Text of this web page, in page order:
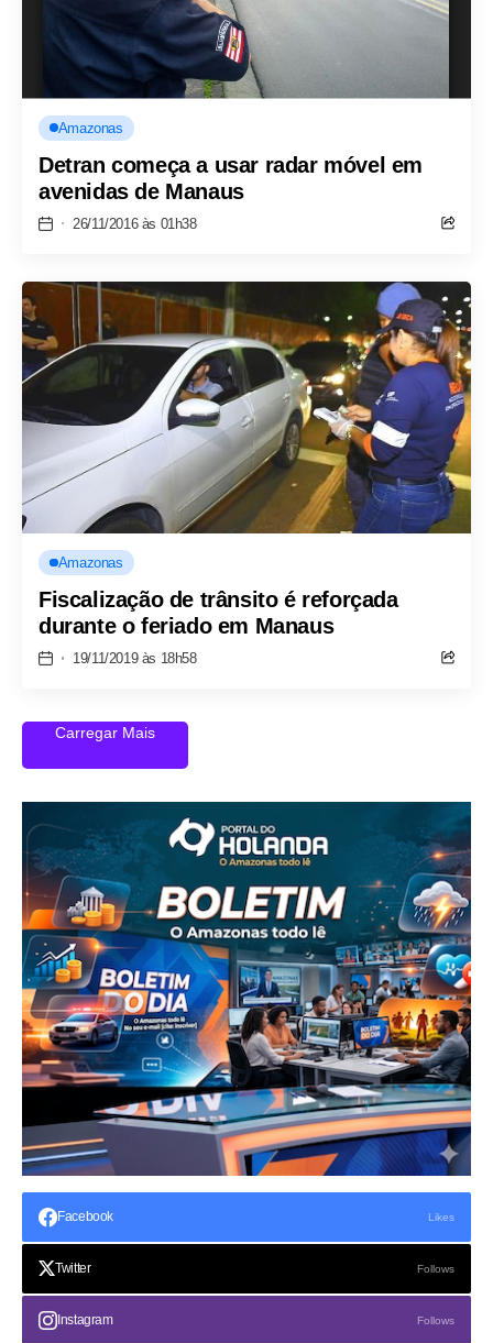
Amazonas
Detran começa a usar radar móvel em
avenidas de Manaus
26/11/2016 às 01h38
Amazonas
Fiscalização de trânsito é reforçada
durante o feriado em Manaus
19/11/2019 às 18h58
Carregar Mais
Facebook Likes
Twitter Follows
Instagram Follows